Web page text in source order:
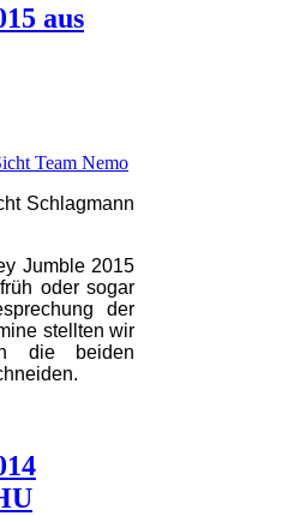
aus
Schlagmann
Jumble 2015
oder sogar
der
stellten wir
die beiden